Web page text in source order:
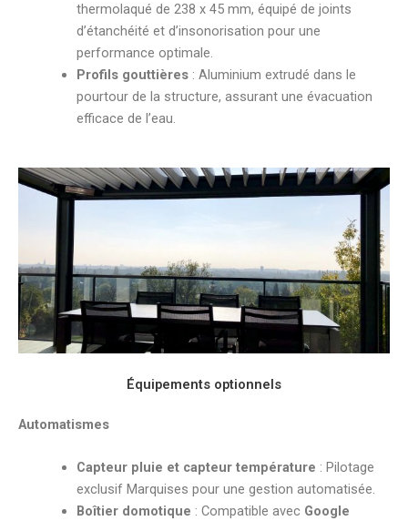
thermolaqué de 238 x 45 mm, équipé de joints
d’étanchéité et d’insonorisation pour une
performance optimale.
Profils gouttières: Aluminium extrudé dans le
pourtour de la structure, assurant une évacuation
efficace de l’eau.
Équipements optionnels
Automatismes
Capteur pluie et capteur température : Pilotage
exclusif Marquises pour une gestion automatisée.
Boîtier domotique : Compatible avec Google